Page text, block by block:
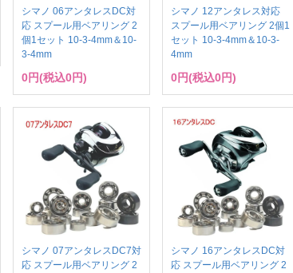
シマノ 06アンタレスDC対
応 スプール用ベアリング 2
個1セット 10-3-4mm＆10-
3-4mm
0円(税込0円)
シマノ 12アンタレス対応
スプール用ベアリング 2個1
セット 10-3-4mm＆10-3-
4mm
0円(税込0円)
シマノ 07アンタレスDC7対
応 スプール用ベアリング 2
シマノ 16アンタレスDC対
応 スプール用ベアリング 2